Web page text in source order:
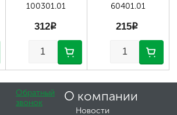
100301.01
312p
60401.01
215p
Обратный
звонок
О компании
Новости